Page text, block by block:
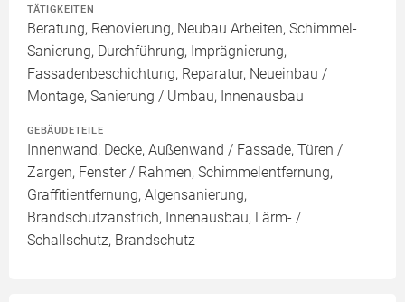
TÄTIGKEITEN
Beratung, Renovierung, Neubau Arbeiten, Schimmel-
Sanierung, Durchführung, Imprägnierung,
Fassadenbeschichtung, Reparatur, Neueinbau /
Montage, Sanierung / Umbau, Innenausbau
GEBÄUDETEILE
Innenwand, Decke, Außenwand / Fassade, Türen /
Zargen, Fenster / Rahmen, Schimmelentfernung,
Graffitientfernung, Algensanierung,
Brandschutzanstrich, Innenausbau, Lärm- /
Schallschutz, Brandschutz